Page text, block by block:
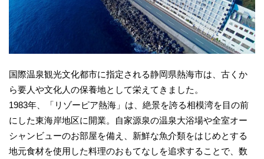
国際温泉観光文化都市に指定される静岡県熱海市は、古くか
ら要人や文化人の保養地として栄えてきました。
1983年、「リゾーピア熱海」は、絶景を誇る相模湾を目の前
にした東海岸地区に開業。自家源泉の温泉大浴場や全室オー
シャンビューのお部屋を備え、新鮮な魚介類をはじめとする
地元食材を使用した料理のおもてなしを追求することで、数